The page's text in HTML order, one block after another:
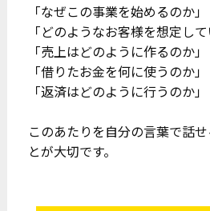
「なぜこの事業を始めるのか」
「どのようなお客様を想定して
「売上はどのように作るのか」
「借りたお金を何に使うのか」
「返済はどのように行うのか」
このあたりを自分の言葉で話
とが大切です。